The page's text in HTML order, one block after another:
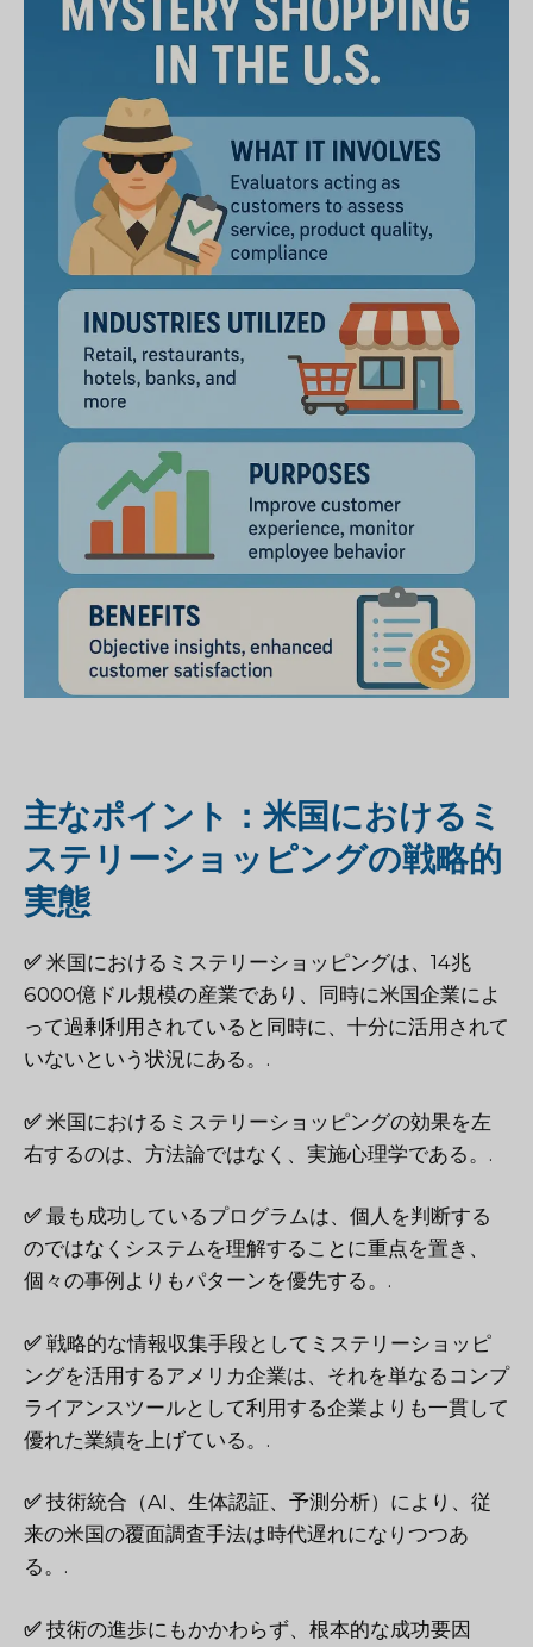
主なポイント：米国におけるミ
ステリーショッピングの戦略的
実態
✅ 米国におけるミステリーショッピングは、14兆
6000億ドル規模の産業であり、同時に米国企業によ
って過剰利用されていると同時に、十分に活用されて
いないという状況にある。.
✅ 米国におけるミステリーショッピングの効果を左
右するのは、方法論ではなく、実施心理学である。.
✅ 最も成功しているプログラムは、個人を判断する
のではなくシステムを理解することに重点を置き、
個々の事例よりもパターンを優先する。.
✅ 戦略的な情報収集手段としてミステリーショッピ
ングを活用するアメリカ企業は、それを単なるコンプ
ライアンスツールとして利用する企業よりも一貫して
優れた業績を上げている。.
✅ 技術統合（AI、生体認証、予測分析）により、従
来の米国の覆面調査手法は時代遅れになりつつあ
る。.
✅ 技術の進歩にもかかわらず、根本的な成功要因